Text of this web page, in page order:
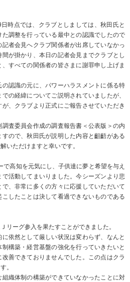
時点では、クラブとしましては、秋田氏と
調整を行っている最中との認識でしたので
者会見へクラブ関係者が出席していなかっ
が掛かり、本日の記者会見までクラブとし
すべての関係者の皆さまに謝罪申し上げま
認識の元に、パワーハラスメントに係る特
の経緯についてご説明されていましたが、
、クラブより正式にご報告させていただき
査委員会作成の調査報告書＜公表版＞の内
ので、秋田氏が説明した内容と齟齬がある
いただけますと幸いです。
高知を元気にし、子供達に夢と希望を与え
活動してまいりました。今シーズンより悲
、非常に多くの方々に応援していただいて
したことは決して看過できないものである
リーグ参入を果たすことができました。
依然として厳しい状況は変わらず、なんと
構築・経営基盤の強化を行っていきたいと
善できておりませんでした。この点はクラ
。
織体制の構築ができていなかったことに対